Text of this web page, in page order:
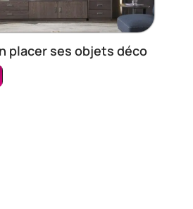
placer ses objets déco